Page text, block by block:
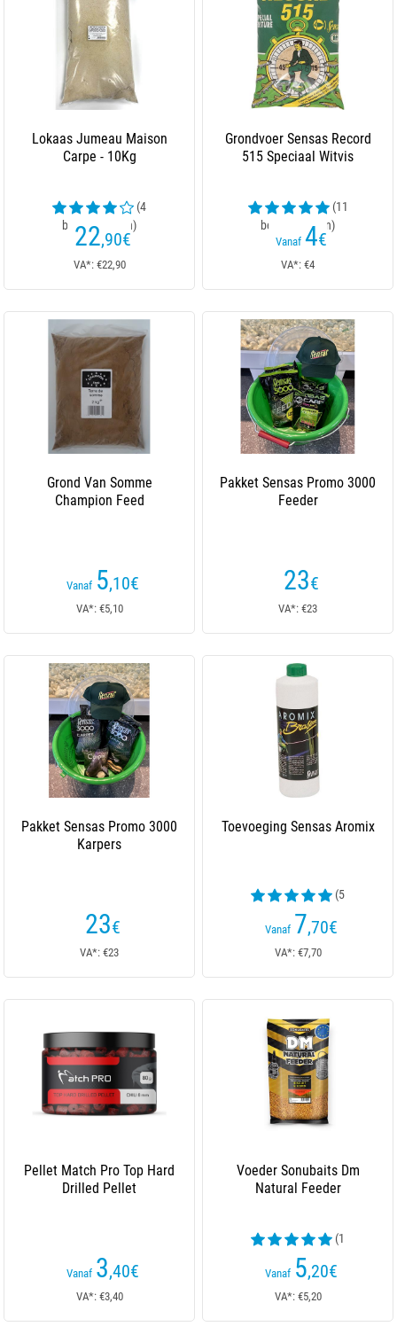
Lokaas Jumeau Maison
Carpe - 10Kg
(4
beoordelingen)
22,90€
VA*: €22,90
Grondvoer Sensas Record
515 Speciaal Witvis
(11
beoordelingen)
Vanaf 4€
VA*: €4
Grond Van Somme
Champion Feed
Vanaf 5,10€
VA*: €5,10
Pakket Sensas Promo 3000
Feeder
23€
VA*: €23
Pakket Sensas Promo 3000
Karpers
23€
VA*: €23
Toevoeging Sensas Aromix
(5
beoordelingen)
Vanaf 7,70€
VA*: €7,70
Pellet Match Pro Top Hard
Drilled Pellet
Vanaf 3,40€
VA*: €3,40
Voeder Sonubaits Dm
Natural Feeder
(1
beoordelingen)
Vanaf 5,20€
VA*: €5,20